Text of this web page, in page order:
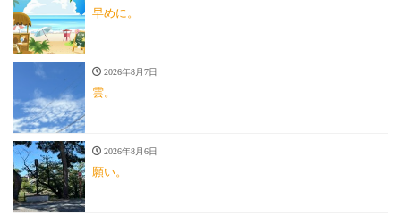
早めに。
2026年8月7日
雲。
2026年8月6日
願い。